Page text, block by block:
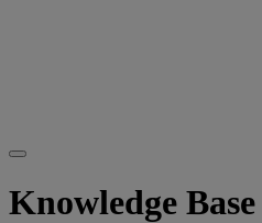
Knowledge Base